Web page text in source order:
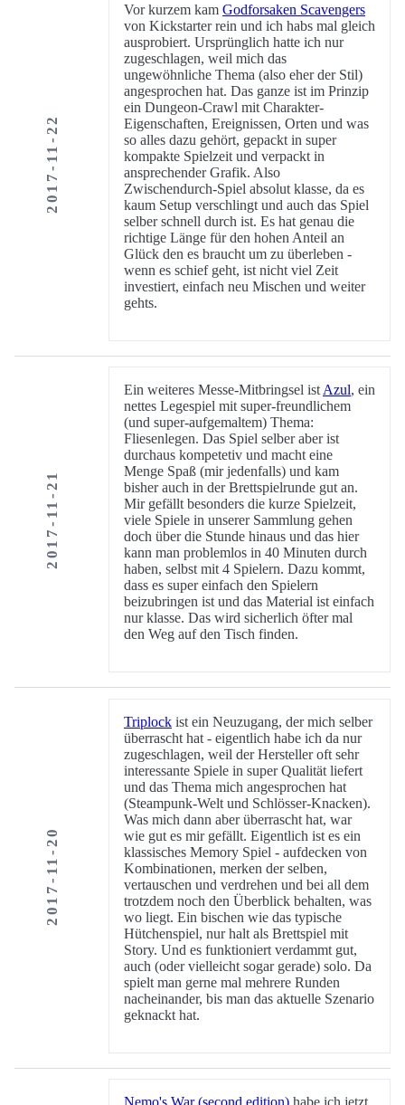
2017-11-22
Vor kurzem kam Godforsaken Scavengers
von Kickstarter rein und ich habs mal gleich
ausprobiert. Ursprünglich hatte ich nur
zugeschlagen, weil mich das
ungewöhnliche Thema (also eher der Stil)
angesprochen hat. Das ganze ist im Prinzip
ein Dungeon-Crawl mit Charakter-
Eigenschaften, Ereignissen, Orten und was
so alles dazu gehört, gepackt in super
kompakte Spielzeit und verpackt in
ansprechender Grafik. Also
Zwischendurch-Spiel absolut klasse, da es
kaum Setup verschlingt und auch das Spiel
selber schnell durch ist. Es hat genau die
richtige Länge für den hohen Anteil an
Glück den es braucht um zu überleben -
wenn es schief geht, ist nicht viel Zeit
investiert, einfach neu Mischen und weiter
gehts.
2017-11-21
Ein weiteres Messe-Mitbringsel ist Azul, ein
nettes Legespiel mit super-freundlichem
(und super-aufgemaltem) Thema:
Fliesenlegen. Das Spiel selber aber ist
durchaus kompetetiv und macht eine
Menge Spaß (mir jedenfalls) und kam
bisher auch in der Brettspielrunde gut an.
Mir gefällt besonders die kurze Spielzeit,
viele Spiele in unserer Sammlung gehen
doch über die Stunde hinaus und das hier
kann man problemlos in 40 Minuten durch
haben, selbst mit 4 Spielern. Dazu kommt,
dass es super einfach den Spielern
beizubringen ist und das Material ist einfach
nur klasse. Das wird sicherlich öfter mal
den Weg auf den Tisch finden.
2017-11-20
Triplock ist ein Neuzugang, der mich selber
überrascht hat - eigentlich habe ich da nur
zugeschlagen, weil der Hersteller oft sehr
interessante Spiele in super Qualität liefert
und das Thema mich angesprochen hat
(Steampunk-Welt und Schlösser-Knacken).
Was mich dann aber überrascht hat, war
wie gut es mir gefällt. Eigentlich ist es ein
klassisches Memory Spiel - aufdecken von
Kombinationen, merken der selben,
vertauschen und verdrehen und bei all dem
trotzdem noch den Überblick behalten, was
wo liegt. Ein bischen wie das typische
Hütchenspiel, nur halt als Brettspiel mit
Story. Und es funktioniert verdammt gut,
auch (oder vielleicht sogar gerade) solo. Da
spielt man gerne mal mehrere Runden
nacheinander, bis man das aktuelle Szenario
geknackt hat.
Nemo's War (second edition) habe ich jetzt